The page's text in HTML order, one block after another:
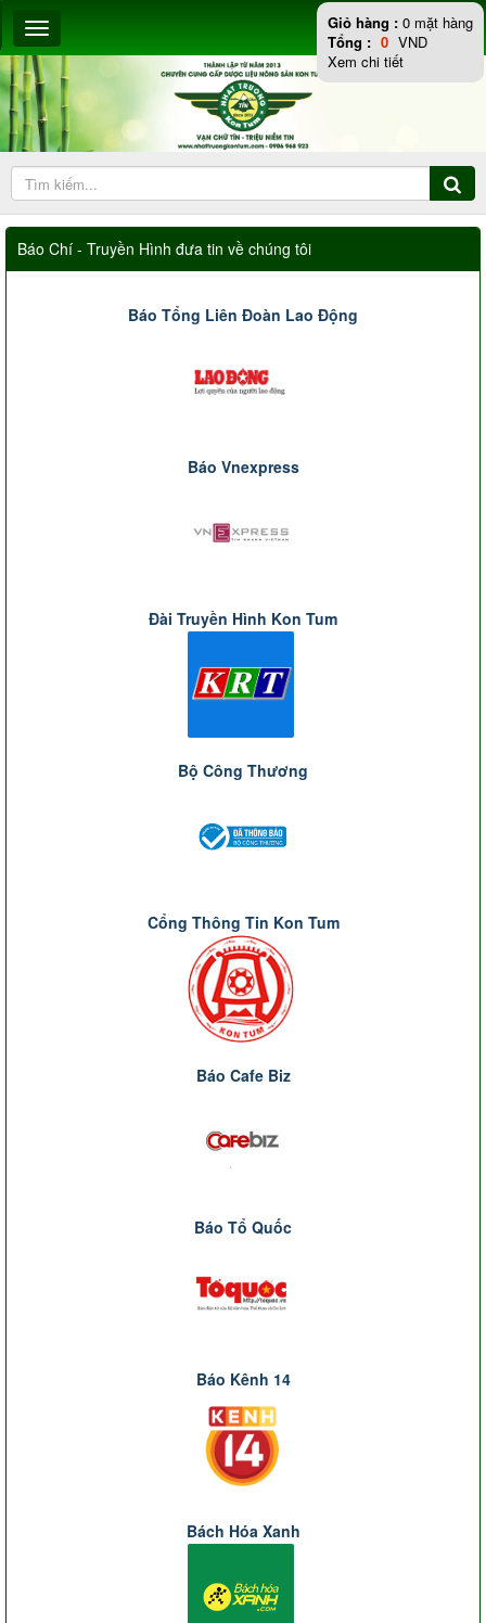
Báo Chí - Truyền Hình đưa tin về chúng tôi
Báo Tổng Liên Đoàn Lao Động
Báo Vnexpress
Đài Truyền Hình Kon Tum
Bộ Công Thương
Cổng Thông Tin Kon Tum
Báo Cafe Biz
Báo Tổ Quốc
Báo Kênh 14
Bách Hóa Xanh
Giỏ hàng : 0 mặt hàng
Tổng : 0 VND
Xem chi tiết